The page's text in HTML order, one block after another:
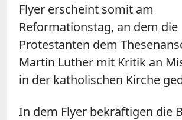
Flyer erscheint somit am
Reformationstag, an dem die
Protestanten dem
Martin Luther mit Kritik an
in der katholischen Kirche
In dem Flyer bekräftigen die